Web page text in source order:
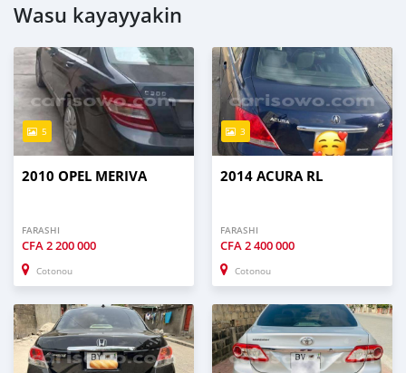
Wasu kayayyakin
5
2010 OPEL MERIVA
FARASHI
CFA2 200 000
Cotonou
3
2014 ACURA RL
FARASHI
CFA2 400 000
Cotonou